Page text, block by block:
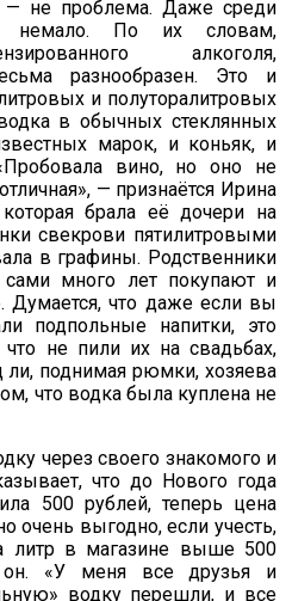
— не проблема. Даже среди
немало. По их словам,
алкоголя,
разнообразен. Это и
и полуторалитровых
в обычных стеклянных
марок, и коньяк, и
вино, но оно не
— признаётся Ирина
брала её дочери на
свекрови пятилитровыми
в графины. Родственники
много лет покупают и
Думается, что даже если вы
подпольные напитки, это
не пили их на свадьбах,
поднимая рюмки, хозяева
что водка была куплена не
через своего знакомого и
что до Нового года
500 рублей, теперь цена
очень выгодно, если учесть,
литр в магазине выше 500
он. «У меня все друзья и
водку перешли, и все